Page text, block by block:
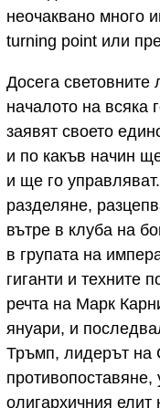
неочаквано много
turning point или
Досега
началото на всяка
заявят своето
и по какъв начин
и ще го
разделяне,
вътре в клуба на
в групата на
гиганти и техните
речта на Марк
януари, и
Тръмп, лидерът на
противопоставяне,
олигархичния елит